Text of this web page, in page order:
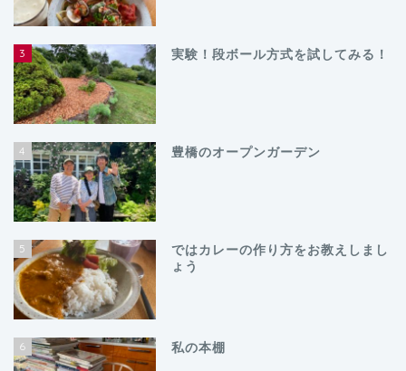
3 実験！段ボール方式を試してみる！
4 豊橋のオープンガーデン
5
ではカレーの作り方をお教えしまし
ょう
6 私の本棚